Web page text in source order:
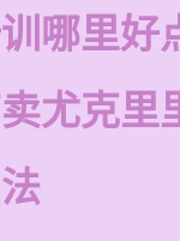
哪里好
尤克里